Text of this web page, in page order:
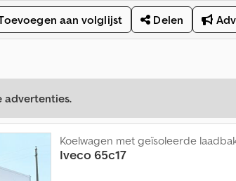
aan volglijst Delen
advertenties.
Koelwagen met geïsoleerde
Iveco 65c17